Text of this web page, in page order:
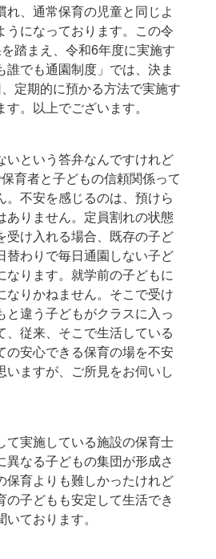
れ、通常保育の児童と同じよ
うになっております。この令
踏まえ、令和6年度に実施す
誰でも通園制度」では、決ま
定期的に預かる方法で実施す
す。以上でございます。
いという答弁なんですけれど
育者と子どもの信頼関係って
。不安を感じるのは、預けら
ありません。定員割れの状態
受け入れる場合、既存の子ど
替わりで毎日通園しない子ど
なります。就学前の子どもに
なりかねません。そこで受け
と違う子どもがクラスに入っ
、従来、そこで生活している
の安心できる保育の場を不安
いますが、ご所見をお伺いし
て実施している施設の保育士
異なる子どもの集団が形成さ
保育よりも難しかったけれど
の子どもも安定して生活でき
いております。